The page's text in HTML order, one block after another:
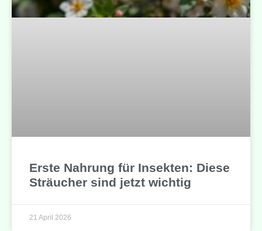
Erste Nahrung für Insekten: Diese
Sträucher sind jetzt wichtig
21 April 2026